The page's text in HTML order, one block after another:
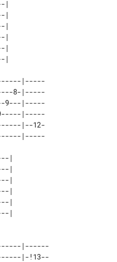
|
|
|
|
|
|-----
8-|-----
9---|-----
|-----
|--12-
|-----
|
|
|
|
|
|
|------
|-!13--